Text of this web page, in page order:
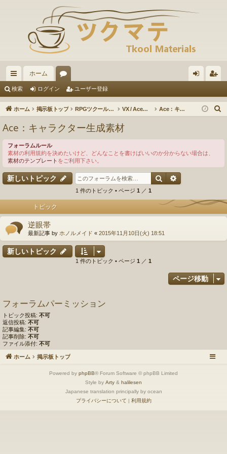
イ
ッ
ン
ク
ホーム
ー
ム
イ ザ
検索 ログイン ユーザー登録
ホーム 掲示板トップ RPGツクールVX / VXAce / XP / 2000 VX / Ace：素材の投稿・ダウンロード Ace：キャラクター生成素材
Ace：キャラクター生成素材
フォーラムルール
素材の利用規約を決めたいけど、どんなことを書けばいいのか分からない場合は、
素材のテンプレート をご利用下さい。
新しいトピック 検索
1 件のトピック • ページ 1 ／ 1
トピック
逆眼帯
最新記事 by ホノルメイド « 2015年11月10日(火) 18:51
新しいトピック
1 件のトピック • ページ 1 ／ 1
ページ移動
フォーラムパーミッション
トピック投稿: 不可
返信投稿: 不可
記事編集: 不可
記事削除: 不可
ファイル添付: 不可
ホーム 掲示板トップ
Powered by phpBB® Forum Software © phpBB Limited
Style by Arty & halilesen
Japanese translation principally by ocean
プライバシーについて | 利用規約